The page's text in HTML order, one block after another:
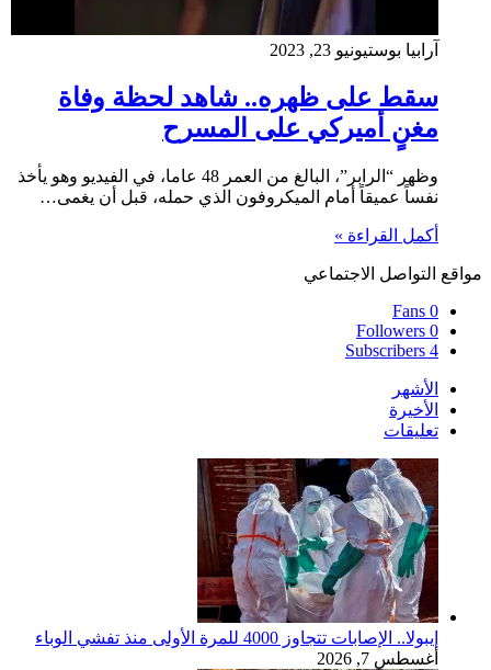
آرابيا بوستيونيو 23, 2023
سقط على ظهره.. شاهد لحظة وفاة
مغنٍ أميركي على المسرح
وظهر “الرابر”، البالغ من العمر 48 عاما، في الفيديو وهو يأخذ
نفساً عميقاً أمام الميكروفون الذي حمله، قبل أن يغمى…
أكمل القراءة »
مواقع التواصل الاجتماعي
0
Fans
0
Followers
4
Subscribers
الأشهر
الأخيرة
تعليقات
إيبولا.. الإصابات تتجاوز 4000 للمرة الأولى منذ تفشي الوباء
أغسطس 7, 2026